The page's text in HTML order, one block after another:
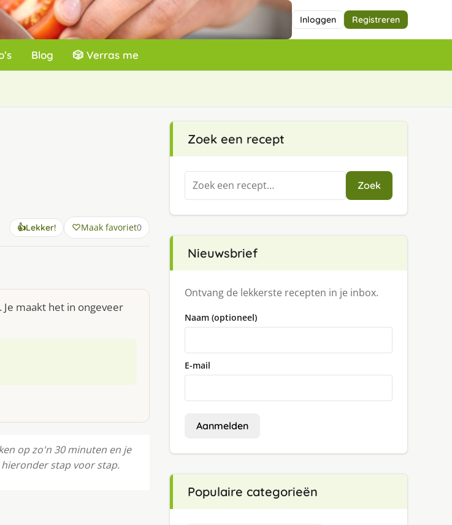
Inloggen Registreren
Blog 🎲 Verras me
👍Lekker! Maak favoriet0
maakt het in ongeveer
op zo'n 30 minuten en je
hieronder stap voor stap.
Zoek een recept
Zoeken
naar:
Zoek
Nieuwsbrief
Ontvang de lekkerste recepten in je inbox.
Naam (optioneel)
E-mail
Aanmelden
Populaire categorieën